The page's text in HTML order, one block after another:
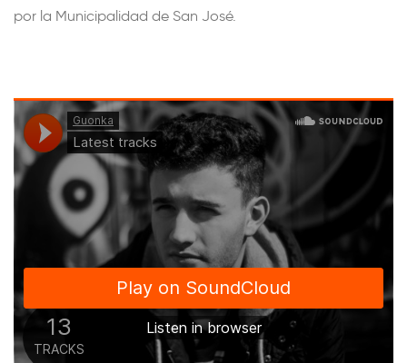
por la Municipalidad de San José.